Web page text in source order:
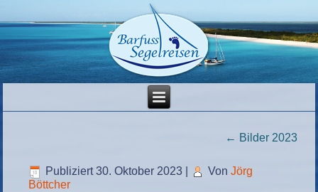
← Bilder 2023
Publiziert 30. Oktober 2023 Von Jörg
Böttcher